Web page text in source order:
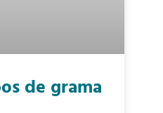
de grama